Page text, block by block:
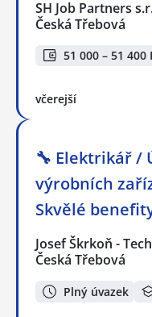
SH Job Partners
Česká Třebová
51 000 – 51 400
včerejší
🔧 Elektrikář /
výrobních
Skvělé
Josef Škrkoň -
Česká Třebová
Plný úvazek